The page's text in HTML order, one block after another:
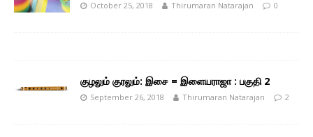
October 25, 2018 Thirumaran Natarajan 0
குழலும் குரலும்: இசை = இளையராஜா : பகுதி 2
September 26, 2018 Thirumaran Natarajan 2